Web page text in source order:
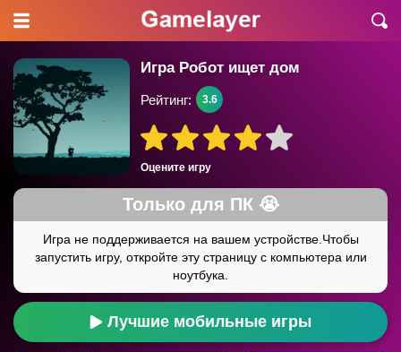
Игра Робот ищет дом
Оцените игру
Рейтинг: 3.6
Лучшие мобильные игры